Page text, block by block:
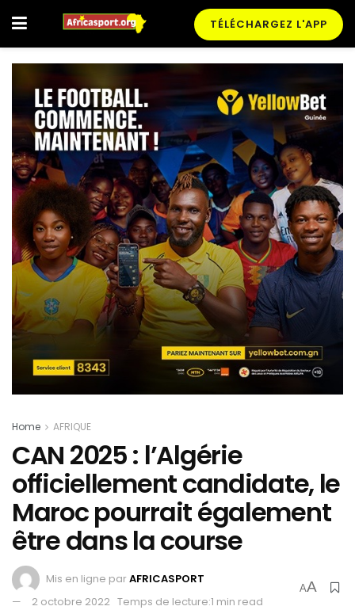
TÉLÉCHARGEZ L'APP
Home AFRIQUE
CAN 2025 : l’Algérie
officiellement candidate, le
Maroc pourrait également
être dans la course
Mis en ligne parAFRICASPORT
2 octobre 2022 Temps de lecture:1 min read
AA